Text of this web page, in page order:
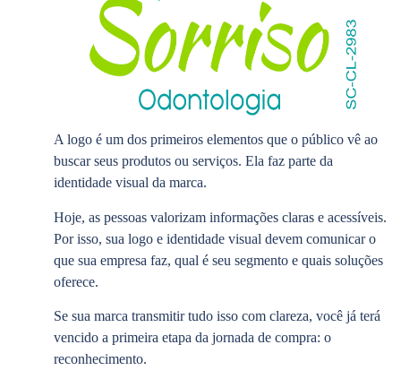
A logo é um dos primeiros elementos que o público vê ao
buscar seus produtos ou serviços. Ela faz parte da
identidade visual da marca.
Hoje, as pessoas valorizam informações claras e acessíveis.
Por isso, sua logo e identidade visual devem comunicar o
que sua empresa faz, qual é seu segmento e quais soluções
oferece.
Se sua marca transmitir tudo isso com clareza, você já terá
vencido a primeira etapa da jornada de compra: o
reconhecimento.